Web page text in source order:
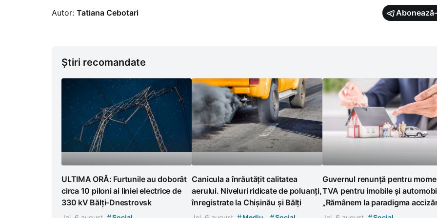
Autor: Tatiana Cebotari
Știri recomandate
ULTIMA ORĂ: Furtunile au doborât
circa 10 piloni ai liniei electrice de
330 kV Bălți-Dnestrovsk
Canicula a înrăutățit calitatea
aerului. Niveluri ridicate de poluanți,
înregistrate la Chișinău și Bălți
Guvernul renunță pentru
TVA pentru imobile și
„Rămânem la paradigma